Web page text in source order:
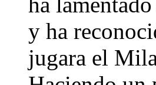
y ha
jugara el